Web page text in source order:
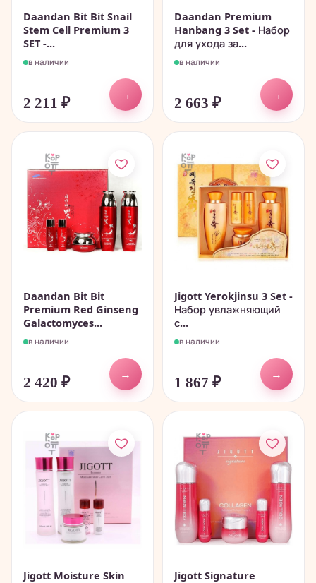
Daandan Bit Bit Snail
Stem Cell Premium 3
SET -...
в наличии
2 211 ₽
→
Daandan Premium
Hanbang 3 Set - Набор
для ухода за...
в наличии
2 663 ₽
→
Daandan Bit Bit
Premium Red Ginseng
Galactomyces...
в наличии
2 420 ₽
→
Jigott Yerokjinsu 3 Set -
Набор увлажняющий
с...
в наличии
1 867 ₽
→
Jigott Moisture Skin
Jigott Signature